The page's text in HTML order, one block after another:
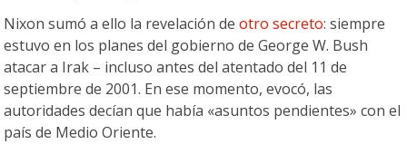
Nixon sumó a ello la revelación deotro secreto: siempre
estuvo en los planes del gobierno de George W. Bush
atacar a Irak – incluso antes del atentado del 11 de
septiembre de 2001. En ese momento, evocó, las
autoridades decían que había «asuntos pendientes» con el
país de Medio Oriente.